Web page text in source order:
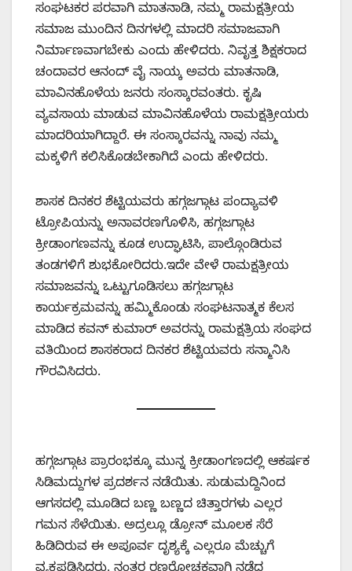
ಸಂಘಟಕರ ಪರವಾಗಿ ಮಾತನಾಡಿ, ನಮ್ಮ ರಾಮಕ್ಷತ್ರೀಯ
ಸಮಾಜ ಮುಂದಿನ ದಿನಗಳಲ್ಲಿ ಮಾದರಿ ಸಮಾಜವಾಗಿ
ನಿರ್ಮಾಣವಾಗಬೇಕು ಎಂದು ಹೇಳಿದರು. ನಿವೃತ್ತ ಶಿಕ್ಷಕರಾದ
ಚಂದಾವರ ಆನಂದ್‌ ವೈ ನಾಯ್ಕ ಅವರು ಮಾತನಾಡಿ,
ಮಾವಿನಹೊಳೆಯ ಜನರು ಸಂಸ್ಕಾರವಂತರು. ಕೃಷಿ
ವ್ಯವಸಾಯ ಮಾಡುವ ಮಾವಿನಹೊಳೆಯ ರಾಮಕ್ಷತ್ರೀಯರು
ಮಾದರಿಯಾಗಿದ್ದಾರೆ. ಈ ಸಂಸ್ಕಾರವನ್ನು ನಾವು ನಮ್ಮ
ಮಕ್ಕಳಿಗೆ ಕಲಿಸಿಕೊಡಬೇಕಾಗಿದೆ ಎಂದು ಹೇಳಿದರು.
ಶಾಸಕ ದಿನಕರ ಶೆಟ್ಟಿಯವರು ಹಗ್ಗಜಗ್ಗಾಟ ಪಂದ್ಯಾವಳಿ
ಟ್ರೋಪಿಯನ್ನು ಅನಾವರಣಗೊಳಿಸಿ, ಹಗ್ಗಜಗ್ಗಾಟ
ಕ್ರೀಡಾಂಗಣವನ್ನು ಕೂಡ ಉದ್ಘಾಟಿಸಿ, ಪಾಲ್ಗೊಂಡಿರುವ
ತಂಡಗಳಿಗೆ ಶುಭಕೋರಿದರು.ಇದೇ ವೇಳೆ ರಾಮಕ್ಷತ್ರೀಯ
ಸಮಾಜವನ್ನು ಒಟ್ಟುಗೂಡಿಸಲು ಹಗ್ಗಜಗ್ಗಾಟ
ಕಾರ್ಯಕ್ರಮವನ್ನು ಹಮ್ಮಿಕೊಂಡು ಸಂಘಟನಾತ್ಮಕ ಕೆಲಸ
ಮಾಡಿದ ಕವನ್‌ ಕುಮಾರ್‌ ಅವರನ್ನು ರಾಮಕ್ಷತ್ರಿಯ ಸಂಘದ
ವತಿಯಿಂದ ಶಾಸಕರಾದ ದಿನಕರ ಶೆಟ್ಟಿಯವರು ಸನ್ಮಾನಿಸಿ
ಗೌರವಿಸಿದರು.
ಹಗ್ಗಜಗ್ಗಾಟ ಪ್ರಾರಂಭಕ್ಕೂ ಮುನ್ನ ಕ್ರೀಡಾಂಗಣದಲ್ಲಿ ಆಕರ್ಷಕ
ಸಿಡಿಮದ್ದುಗಳ ಪ್ರದರ್ಶನ ನಡೆಯಿತು. ಸುಡುಮದ್ದಿನಿಂದ
ಆಗಸದಲ್ಲಿ ಮೂಡಿದ ಬಣ್ಣ ಬಣ್ಣದ ಚಿತ್ತಾರಗಳು ಎಲ್ಲರ
ಗಮನ ಸೆಳೆಯಿತು. ಅದ್ರಲ್ಲೂ ಡ್ರೋನ್ ಮೂಲಕ ಸೆರೆ
ಹಿಡಿದಿರುವ ಈ ಅಪೂರ್ವ ದೃಶ್ಯಕ್ಕೆ ಎಲ್ಲರೂ ಮೆಚ್ಚುಗೆ